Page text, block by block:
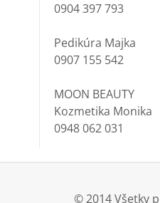
0904 397 793
Pedikúra Majka
0907 155 542
MOON BEAUTY
Kozmetika Monika
0948 062 031
© 2014 Všetky